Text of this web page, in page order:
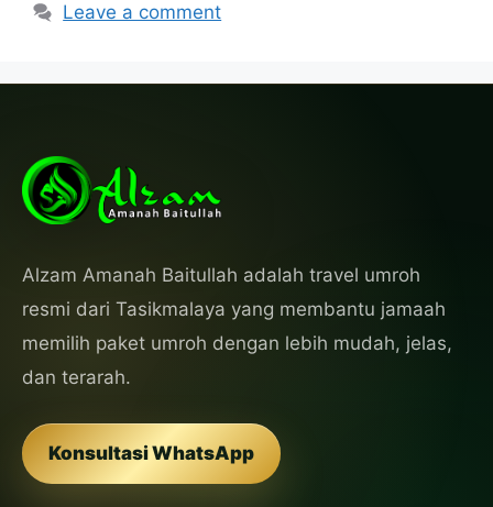
Leave a comment
Alzam Amanah Baitullah adalah travel umroh
resmi dari Tasikmalaya yang membantu jamaah
memilih paket umroh dengan lebih mudah, jelas,
dan terarah.
Konsultasi WhatsApp